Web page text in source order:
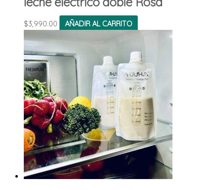
$3,990.00 AÑADIR AL CARRITO